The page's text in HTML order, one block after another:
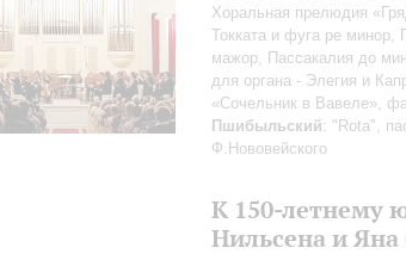
Хоральная прелюдия
Токката и фуга ре
мажор, Пассакалия до
для органа - Элегия и
«Сочельник в Вавеле»,
Пшибыльский: "Rota",
Ф.Нововейского
К 150-летнему
Нильсена и Яна